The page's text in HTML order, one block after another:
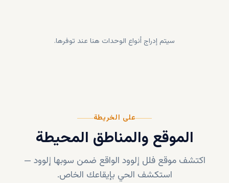
سيتم إدراج أنواع الوحدات هنا عند توفرها.
على الخريطة
الموقع والمناطق المحيطة
اكتشف موقع فلل إلوود الواقع ضمن سوبها إلوود —
استكشف الحي بإيقاعك الخاص.